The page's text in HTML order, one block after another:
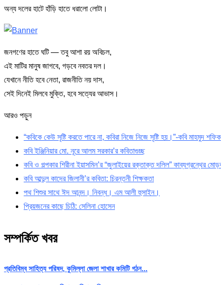
অন্য দলের হাটে হাঁড়ি হাতে ধরালো লোটা।
জনগণের হাতে ঘটি — তবু আশা রয় অবিচল,
এই মাটির মানুষ জাগবে, গড়বে নবতর দল।
যেখানে নীতি হবে নেতা, রাজনীতি নয় দাস,
সেই দিনেই মিলবে মুক্তি, হবে সত্যের আভাস।
আরও পড়ুন
“কবিকে কেউ সৃষ্টি করতে পারে না, কবিরা নিজে নিজে সৃষ্টি হয়।”-কবি মাহমুদ শফিক
কবি ইঞ্জিনিয়ার মো. নূরে আলম সরকার’র কবিতাগুচ্ছ
কবি ও গল্পকার শিরীনা ইয়াসমিন’র “জুলাইয়ের রক্তাক্ত দলিল” কাব্যগ্রন্থের
কবি আব্দুল কাদের জিলানী’র কবিতা: চিরন্তনী শিক্ষকতা
পথ শিশুর সাথে ঈদ আনন্দ। নিবন্ধ। এম আলী হুসাইন।
প্রিয়জনের কাছে চিঠি: সেলিনা হোসেন
সম্পর্কিত খবর
প্রতিবিম্ব সাহিত্য পরিষদ, কুমিল্লা জেলা শাখার কমিটি গঠন...